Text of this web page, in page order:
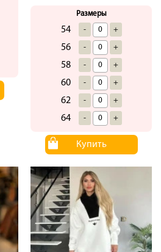
Размеры
54 - +
56 - +
58 - +
60 - +
62 - +
64 - +
Купить